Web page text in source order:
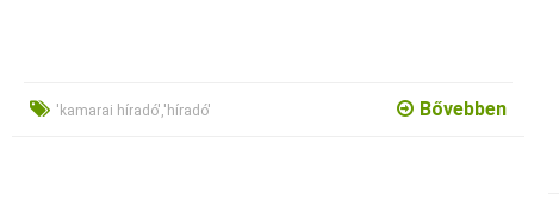
'kamarai híradó','híradó' Bővebben